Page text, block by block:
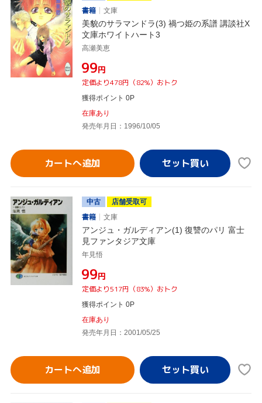
書籍
文庫
美貌のサラマンドラ(3) 禍つ姫の系譜 講談社X
文庫ホワイトハート3
高瀬美恵
¥99円
定価より478円（82%）おトク
獲得ポイント 0P
在庫あり
発売年月日：1996/10/05
カートへ追加
中古
店舗受取可
書籍
文庫
アンジュ・ガルディアン(1) 復讐のパリ 富士
見ファンタジア文庫
年見悟
¥99円
定価より517円（83%）おトク
獲得ポイント 0P
在庫あり
発売年月日：2001/05/25
カートへ追加